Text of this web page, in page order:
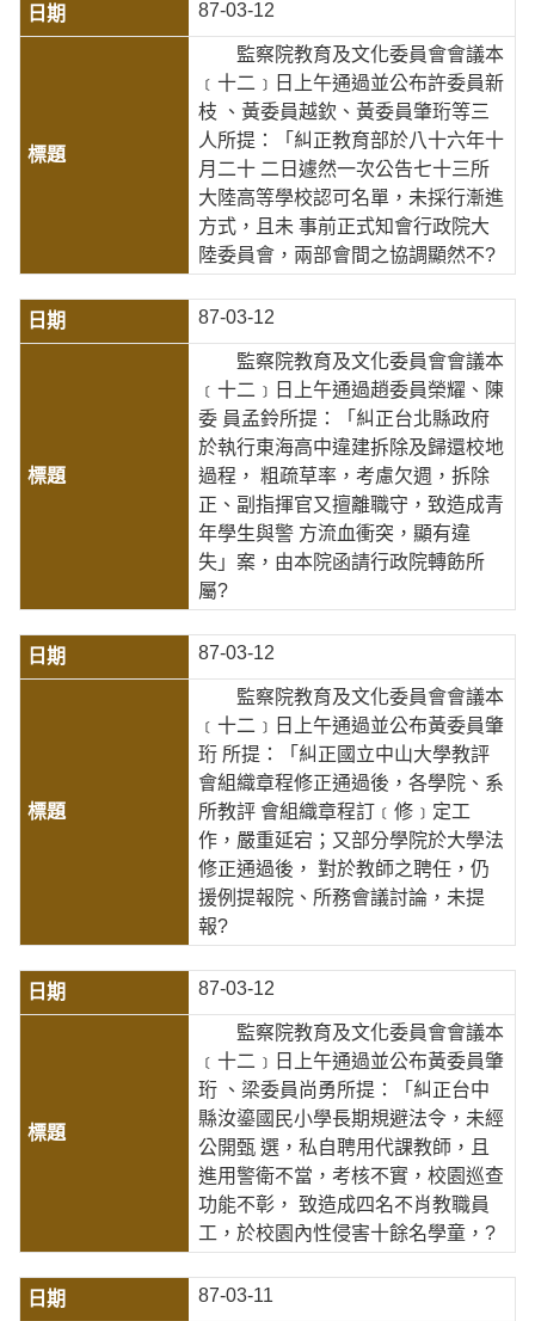
87-03-12
監察院教育及文化委員會會議本
﹝十二﹞日上午通過並公布許委員新
枝 、黃委員越欽、黃委員肇珩等三
人所提：「糾正教育部於八十六年十
月二十 二日遽然一次公告七十三所
大陸高等學校認可名單，未採行漸進
方式，且未 事前正式知會行政院大
陸委員會，兩部會間之協調顯然不?
87-03-12
監察院教育及文化委員會會議本
﹝十二﹞日上午通過趙委員榮耀、陳
委 員孟鈴所提：「糾正台北縣政府
於執行東海高中違建拆除及歸還校地
過程， 粗疏草率，考慮欠週，拆除
正、副指揮官又擅離職守，致造成青
年學生與警 方流血衝突，顯有違
失」案，由本院函請行政院轉飭所
屬?
87-03-12
監察院教育及文化委員會會議本
﹝十二﹞日上午通過並公布黃委員肇
珩 所提：「糾正國立中山大學教評
會組織章程修正通過後，各學院、系
所教評 會組織章程訂﹝修﹞定工
作，嚴重延宕；又部分學院於大學法
修正通過後， 對於教師之聘任，仍
援例提報院、所務會議討論，未提
報?
87-03-12
監察院教育及文化委員會會議本
﹝十二﹞日上午通過並公布黃委員肇
珩 、梁委員尚勇所提：「糾正台中
縣汝鎏國民小學長期規避法令，未經
公開甄 選，私自聘用代課教師，且
進用警衛不當，考核不實，校園巡查
功能不彰， 致造成四名不肖教職員
工，於校園內性侵害十餘名學童，?
87-03-11